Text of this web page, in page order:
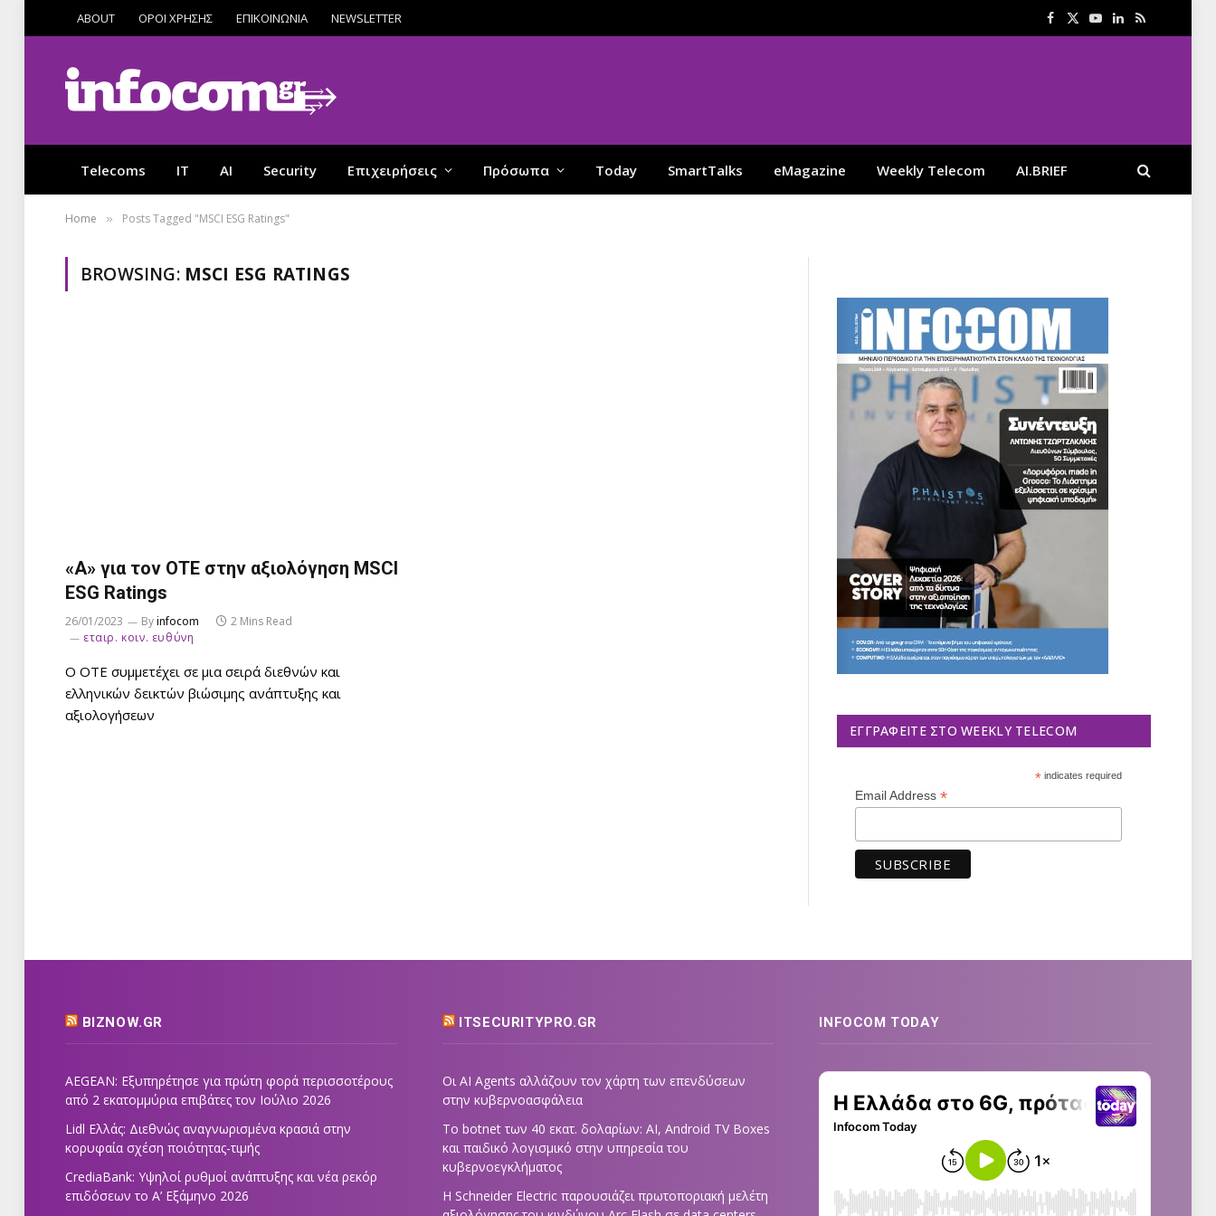
ABOUT ΟΡΟΙ ΧΡΗΣΗΣ ΕΠΙΚΟΙΝΩΝΙΑ NEWSLETTER Facebook
X
YouTube
LinkedIn
RSS
Telecoms IT AI Security Επιχειρήσεις Πρόσωπα Today SmartTalks eMagazine Weekly Telecom AI.BRIEF
Home » Posts Tagged "MSCI ESG Ratings"
BROWSING: MSCI ESG RATINGS
«A» για τον ΟΤΕ στην αξιολόγηση MSCI
ESG Ratings
26/01/2023 Byinfocom
2 Mins Read
εταιρ. κοιν. ευθύνη
Ο ΟΤΕ συμμετέχει σε μια σειρά διεθνών και
ελληνικών δεικτών βιώσιμης ανάπτυξης και
αξιολογήσεων
ΕΓΓΡΑΦΕΊΤΕ ΣΤΟ WEEKLY TELECOM
*indicates required
Email Address *
BIZNOW.GR
AEGEAN: Εξυπηρέτησε για πρώτη φορά περισσοτέρους
από 2 εκατομμύρια επιβάτες τον Ιούλιο 2026
Lidl Ελλάς: Διεθνώς αναγνωρισμένα κρασιά στην
κορυφαία σχέση ποιότητας-τιμής
CrediaBank: Υψηλοί ρυθμοί ανάπτυξης και νέα ρεκόρ
επιδόσεων το Α’ Εξάμηνο 2026
ITSECURITYPRO.GR
Οι AI Agents αλλάζουν τον χάρτη των επενδύσεων
στην κυβερνοασφάλεια
Το botnet των 40 εκατ. δολαρίων: AI, Android TV Boxes
και παιδικό λογισμικό στην υπηρεσία του
κυβερνοεγκλήματος
Η Schneider Electric παρουσιάζει πρωτοποριακή μελέτη
INFOCOM TODAY